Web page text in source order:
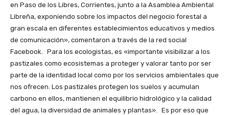
en Paso de los Libres, Corrientes, junto a la Asamblea Ambiental
Libreña, exponiendo sobre los impactos del negocio forestal a
gran escala en diferentes establecimientos educativos y medios
de comunicación», comentaron a través de la red social
Facebook. Para los ecologistas, es «importante visibilizar a los
pastizales como ecosistemas a proteger y valorar tanto por ser
parte de la identidad local como por los servicios ambientales que
nos ofrecen. Los pastizales protegen los suelos y acumulan
carbono en ellos, mantienen el equilibrio hidrológico y la calidad
del agua, la diversidad de animales y plantas». Es por eso que